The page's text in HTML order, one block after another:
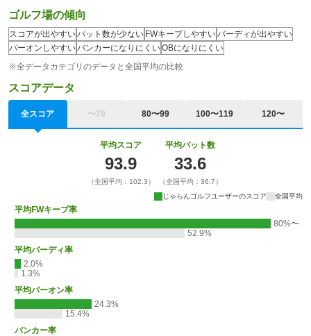
ゴルフ場の傾向
スコアが出やすいパット数が少ない FWキープしやすいバーディが出やすい
パーオンしやすいバンカーになりにくいOBになりにくい
※全データカテゴリのデータと全国平均の比較
スコアデータ
全スコア 〜79 80〜99 100〜119 120〜
平均スコア
93.9
（全国平均：102.3）
平均パット数
33.6
（全国平均：36.7）
じゃらんゴルフユーザーのスコア
全国平均
平均FWキープ率
80%〜
52.9%
平均バーディ率
2.0%
1.3%
平均パーオン率
24.3%
15.4%
バンカー率